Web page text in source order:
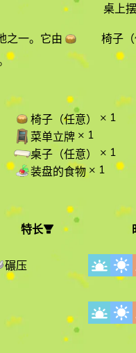
桌上
之一。它由 椅子（
椅子（任意）
× 1
菜单立牌 × 1
桌子（任意）
× 1
装盘的食物× 1
特长
时间
碾压